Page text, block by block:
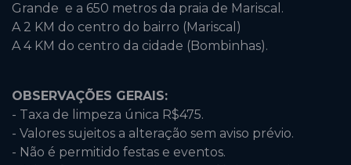
Grande e a 650 metros da praia de Mariscal.
A 2 KM do centro do bairro (Mariscal)
A 4 KM do centro da cidade (Bombinhas).
OBSERVAÇÕES GERAIS:
- Taxa de limpeza única R$475.
- Valores sujeitos a alteração sem aviso prévio.
- Não é permitido festas e eventos.